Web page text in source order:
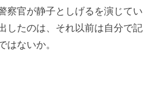
察官が静子としげるを演じてい
したのは、それ以前は自分で記
はないか。